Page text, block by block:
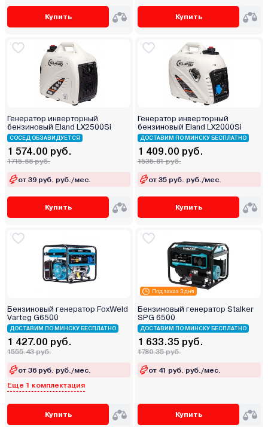
Купить Купить
Генератор инверторный
бензиновый Eland LX2500Si
СОСЕД ОБЗАВИДУЕТСЯ
1 574.00 руб.
1715.66 руб.
от 39 руб. руб./мес.
Купить
Генератор инверторный
бензиновый Eland LX2000Si
ДОСТАВИМ ПО МИНСКУ БЕСПЛАТНО
1 409.00 руб.
1535.81 руб.
от 35 руб. руб./мес.
Купить
Бензиновый генератор FoxWeld
Varteg G6500
ДОСТАВИМ ПО МИНСКУ БЕСПЛАТНО
1 427.00 руб.
1555.43 руб.
от 36 руб. руб./мес.
Еще 1 комплектация
Купить
Под заказ 3 дня
Бензиновый генератор Stalker
SPG 6500
ДОСТАВИМ ПО МИНСКУ БЕСПЛАТНО
1 633.35 руб.
1780.35 руб.
от 41 руб. руб./мес.
Купить